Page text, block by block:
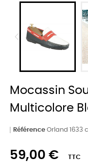
Mocassin
Multicolore
Référence Orland 1633
59,00 € TTC